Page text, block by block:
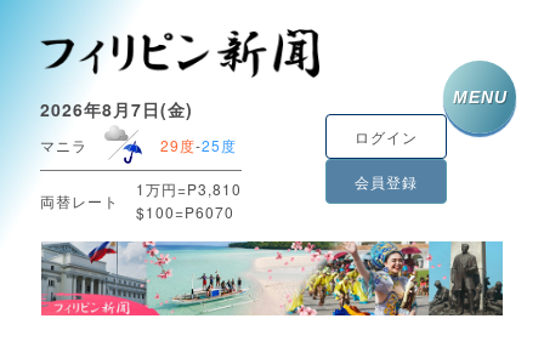
2026年8月7日(金)
マニラ 29度-25度
両替レート
1万円=P3,810
$100=P6070
ログイン
会員登録
MENU